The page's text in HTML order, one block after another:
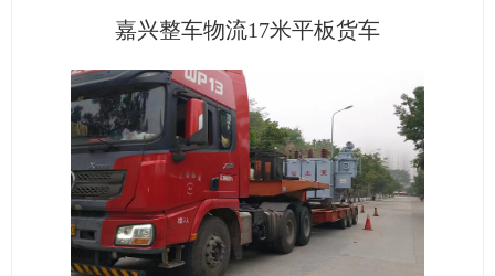
嘉兴整车物流17米平板货车